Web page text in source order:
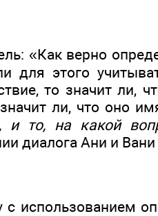
«Как верно
для этого
то значит ли,
ли, что оно
и то, на какой
диалога Ани и Вани
с использованием